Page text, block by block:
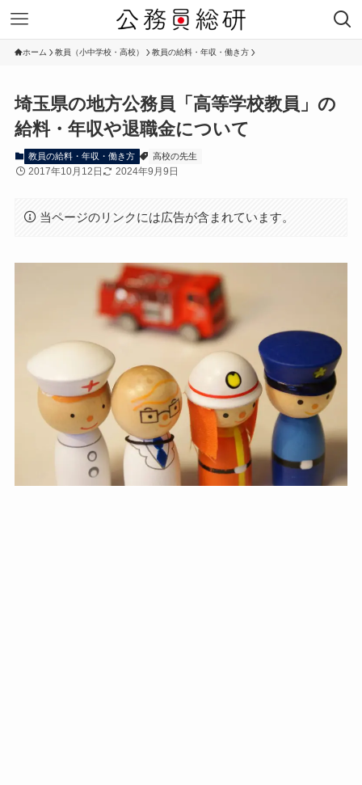
ホーム 教員（小中学校・高校） 教員の給料・年収・働き方
埼玉県の地方公務員「高等学校教員」の
給料・年収や退職金について
教員の給料・年収・働き方 高校の先生
2017年10月12日 2024年9月9日
当ページのリンクには広告が含まれています。